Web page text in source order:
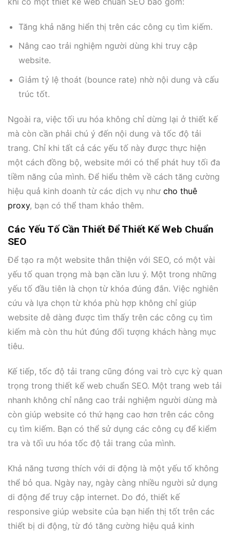
Tăng khả năng hiển thị trên các công cụ tìm kiếm.
Nâng cao trải nghiệm người dùng khi truy cập
website.
Giảm tỷ lệ thoát (bounce rate) nhờ nội dung và cấu
trúc tốt.
Ngoài ra, việc tối ưu hóa không chỉ dừng lại ở thiết kế
mà còn cần phải chú ý đến nội dung và tốc độ tải
trang. Chỉ khi tất cả các yếu tố này được thực hiện
một cách đồng bộ, website mới có thể phát huy tối đa
tiềm năng của mình. Để hiểu thêm về cách tăng cường
hiệu quả kinh doanh từ các dịch vụ như cho thuê
proxy, bạn có thể tham khảo thêm.
Các Yếu Tố Cần Thiết Để Thiết Kế Web Chuẩn
SEO
Để tạo ra một website thân thiện với SEO, có một vài
yếu tố quan trọng mà bạn cần lưu ý. Một trong những
yếu tố đầu tiên là chọn từ khóa đúng đắn. Việc nghiên
cứu và lựa chọn từ khóa phù hợp không chỉ giúp
website dễ dàng được tìm thấy trên các công cụ tìm
kiếm mà còn thu hút đúng đối tượng khách hàng mục
tiêu.
Kế tiếp, tốc độ tải trang cũng đóng vai trò cực kỳ quan
trọng trong thiết kế web chuẩn SEO. Một trang web tải
nhanh không chỉ nâng cao trải nghiệm người dùng mà
còn giúp website có thứ hạng cao hơn trên các công
cụ tìm kiếm. Bạn có thể sử dụng các công cụ để kiểm
tra và tối ưu hóa tốc độ tải trang của mình.
Khả năng tương thích với di động là một yếu tố không
thể bỏ qua. Ngày nay, ngày càng nhiều người sử dụng
di động để truy cập internet. Do đó, thiết kế
responsive giúp website của bạn hiển thị tốt trên các
thiết bị di động, từ đó tăng cường hiệu quả kinh